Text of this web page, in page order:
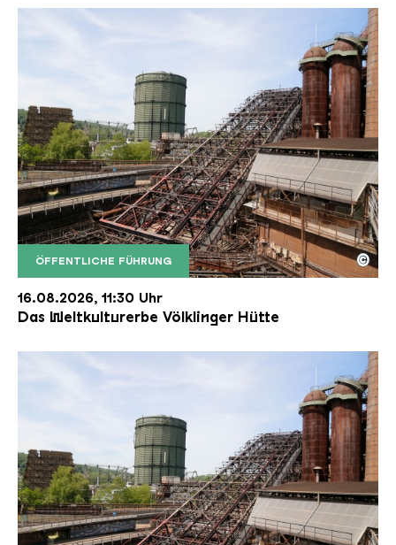
ÖFFENTLICHE FÜHRUNG
Der Erzschrägaufzug der Völklinger Hütte mit
Copyright: Weltkulturerbe Völklinger Hütte | Karl
©
16.08.2026, 11:30 Uhr
Das Weltkulturerbe Völklinger Hütte